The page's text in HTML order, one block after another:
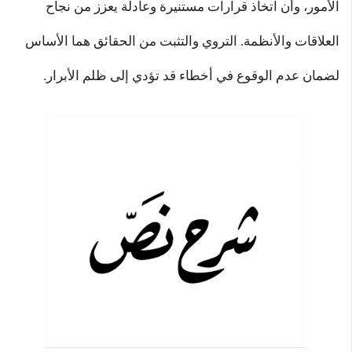
الأمور، وأن اتخاذ قرارات مستنيرة وعادلة يعزز من نجاح
العلاقات والأنظمة. التروي والتثبت من الحقائق هما الأساس
لضمان عدم الوقوع في أخطاء قد تؤدي إلى ظلم الأبرار.